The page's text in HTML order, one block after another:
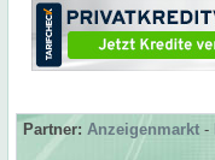
Partner: Anzeigenmarkt -